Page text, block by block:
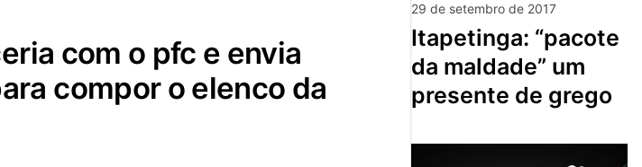
compor o elenco da
29 de setembro de 2017
itapetinga: “pacote
da maldade” um
presente de grego